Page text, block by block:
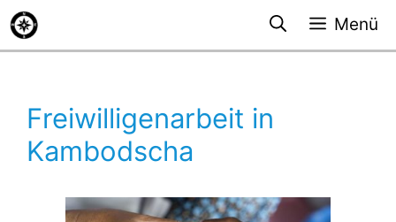
Zum
Inhalt
springen
Menü
Freiwilligenarbeit in
Kambodscha